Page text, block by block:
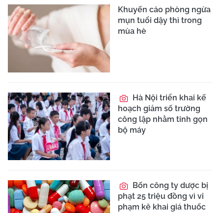
Khuyến cáo phòng ngừa
mụn tuổi dậy thì trong
mùa hè
Hà Nội triển khai kế
hoạch giảm số trường
công lập nhằm tinh gọn
bộ máy
Bốn công ty dược bị
phạt 25 triệu đồng vì vi
phạm kê khai giá thuốc